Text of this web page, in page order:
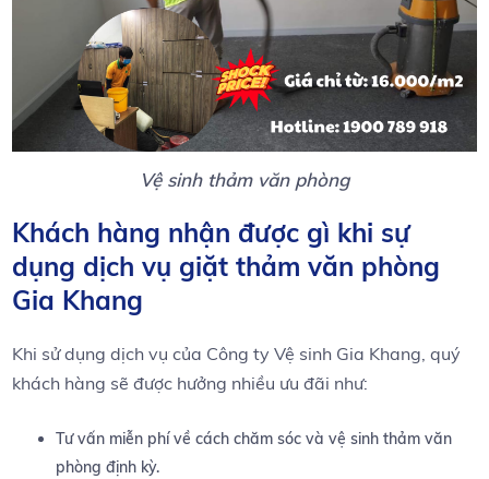
Vệ sinh thảm văn phòng
Khách hàng nhận được gì khi sự
dụng dịch vụ giặt thảm văn phòng
Gia Khang
Khi sử dụng dịch vụ của Công ty Vệ sinh Gia Khang, quý
khách hàng sẽ được hưởng nhiều ưu đãi như:
Tư vấn miễn phí về cách chăm sóc và vệ sinh thảm văn
phòng định kỳ.